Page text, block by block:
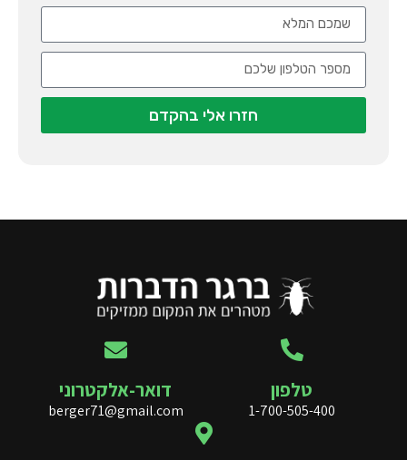
חזרו אלי בהקדם
טלפון
1-700-505-400
דואר-אלקטרוני
berger71@gmail.com